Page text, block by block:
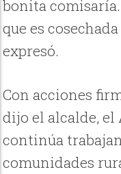
bonita
que es
expresó.
Con acciones
dijo el alcalde,
continúa
comunidades